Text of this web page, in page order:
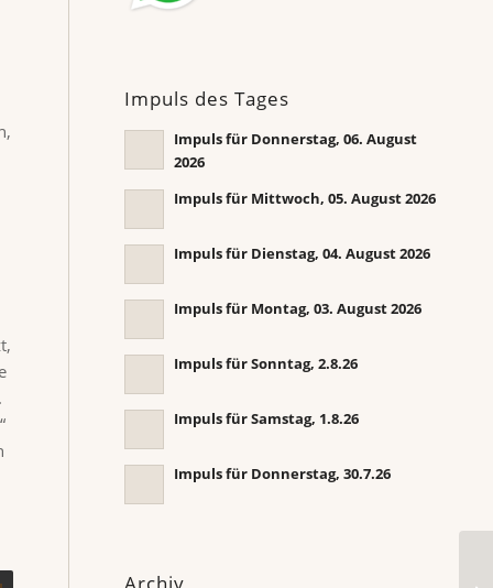
Impuls des Tages
Impuls für Donnerstag, 06. August
2026
Impuls für Mittwoch, 05. August 2026
Impuls für Dienstag, 04. August 2026
Impuls für Montag, 03. August 2026
Impuls für Sonntag, 2.8.26
Impuls für Samstag, 1.8.26
Impuls für Donnerstag, 30.7.26